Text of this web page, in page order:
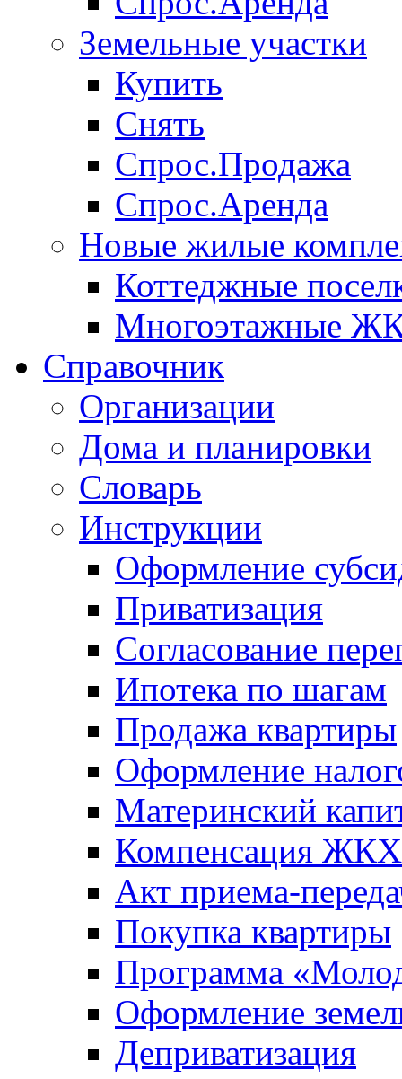
Земельные участки
Купить
Снять
Спрос.Продажа
Спрос.Аренда
Новые жилые
Коттеджные
Многоэтажные
Справочник
Организации
Дома и планировки
Словарь
Инструкции
Оформление
Приватизация
Согласование
Ипотека по шагам
Продажа квартиры
Оформление
Материнский
Компенсация ЖКХ
Акт приема-
Покупка квартиры
Программа
Оформление
Деприватизация